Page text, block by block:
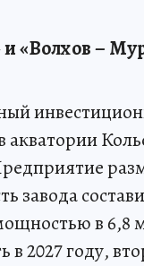
«Волхов –
в
2027 году,